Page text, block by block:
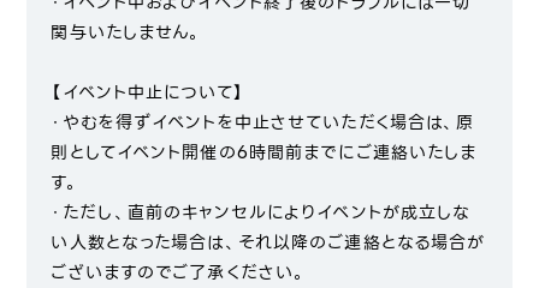
関与いたしません。
【イベント中止について】
・やむを得ずイベントを中止させていただく場合は、原
則としてイベント開催の6時間前までにご連絡いたしま
す。
・ただし、直前のキャンセルによりイベントが成立しな
い人数となった場合は、それ以降のご連絡となる場合が
ございますのでご了承ください。